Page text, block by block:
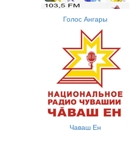
Голос Ангары
Чаваш Ен